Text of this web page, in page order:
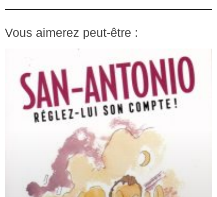
Vous aimerez peut-être :